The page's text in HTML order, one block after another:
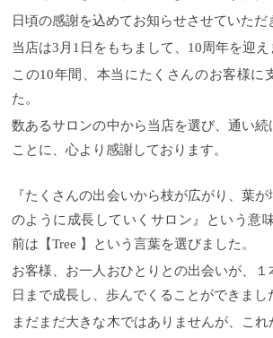
日頃の感謝を込めてお知らせさせていただ
当店は3月1日をもちまして、10周年を迎え
この10年間、本当にたくさんのお客様に
た。
数あるサロンの中から当店を選び、通い続
ことに、心より感謝しております。
『たくさんの出会いから枝が広がり、葉が
のように成長していくサロン』という意
前は【Tree 】という言葉を選びました。
お客様、お一人おひとりとの出会いが、
日まで成長し、歩んでくることができまし
まだまだ大きな木ではありませんが、こ